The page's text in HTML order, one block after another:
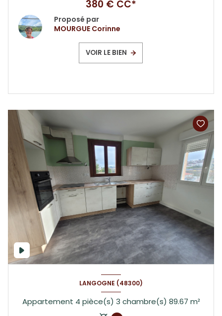
380 € CC*
Proposé par
MOURGUE Corinne
VOIR LE BIEN
LANGOGNE (48300)
Appartement 4 pièce(s) 3 chambre(s) 89.67 m²